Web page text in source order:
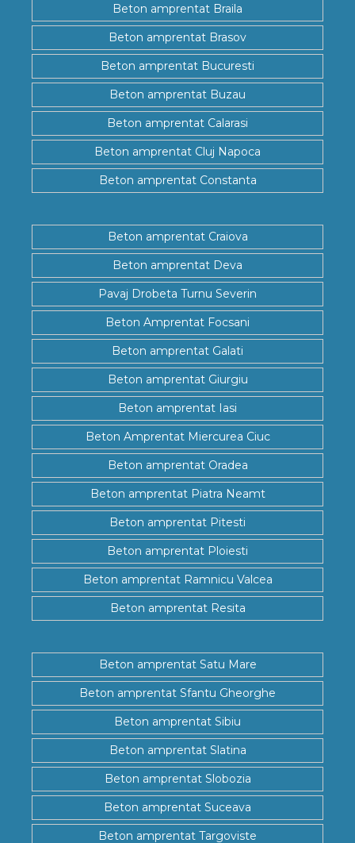
Beton amprentat Braila
Beton amprentat Brasov
Beton amprentat Bucuresti
Beton amprentat Buzau
Beton amprentat Calarasi
Beton amprentat Cluj Napoca
Beton amprentat Constanta
Beton amprentat Craiova
Beton amprentat Deva
Pavaj Drobeta Turnu Severin
Beton Amprentat Focsani
Beton amprentat Galati
Beton amprentat Giurgiu
Beton amprentat Iasi
Beton Amprentat Miercurea Ciuc
Beton amprentat Oradea
Beton amprentat Piatra Neamt
Beton amprentat Pitesti
Beton amprentat Ploiesti
Beton amprentat Ramnicu Valcea
Beton amprentat Resita
Beton amprentat Satu Mare
Beton amprentat Sfantu Gheorghe
Beton amprentat Sibiu
Beton amprentat Slatina
Beton amprentat Slobozia
Beton amprentat Suceava
Beton amprentat Targoviste